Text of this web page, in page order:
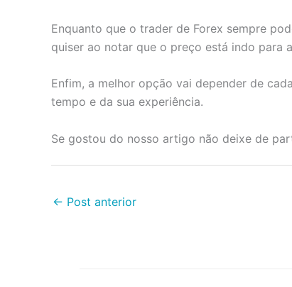
Enquanto que o trader de Forex sempre
quiser ao notar que o preço está indo para
Enfim, a melhor opção vai depender de
tempo e da sua experiência.
Se gostou do nosso artigo não deixe de
← Post anterior